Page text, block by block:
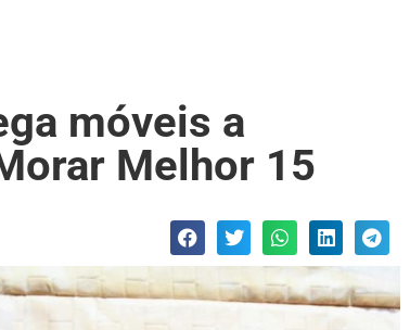
móveis a
Melhor 15